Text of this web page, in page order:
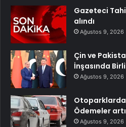
Gazeteci
alındı
Ağustos 9, 2026
Çin ve
İnşasında
Ağustos 9, 2026
Otoparklarda
Ödemeler
Ağustos 9, 2026